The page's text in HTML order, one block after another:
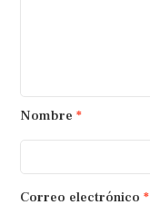
Nombre *
Correo electrónico *